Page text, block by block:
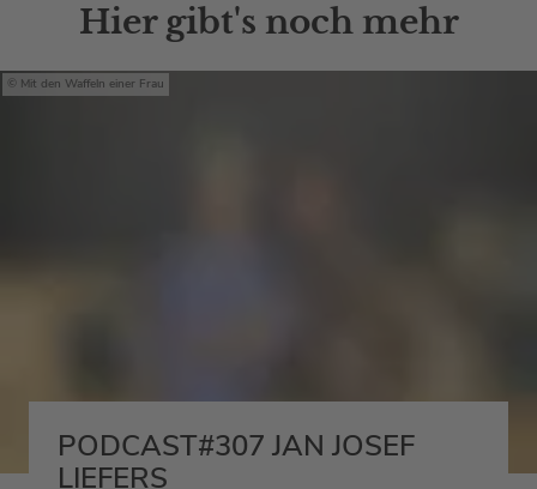
Hier gibt's noch mehr
Mit den Waffeln einer Frau
PODCAST#307 JAN JOSEF
LIEFERS